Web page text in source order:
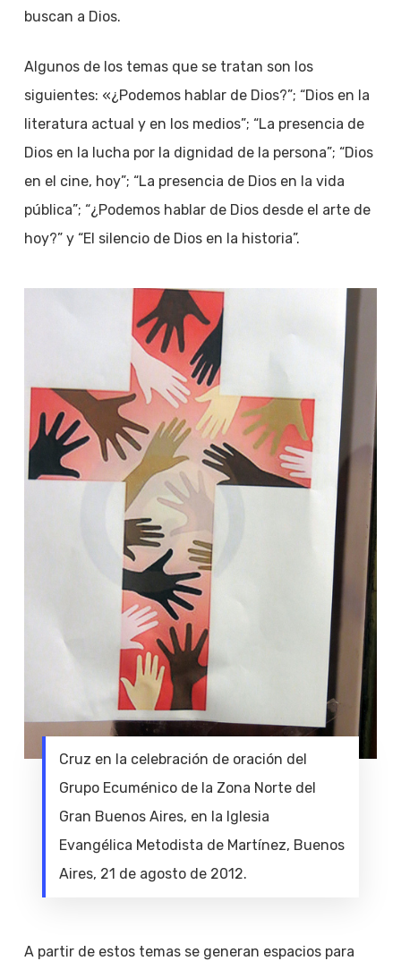
buscan a Dios.
Algunos de los temas que se tratan son los
siguientes: «¿Podemos hablar de Dios?”; “Dios en la
literatura actual y en los medios”; “La presencia de
Dios en la lucha por la dignidad de la persona”; “Dios
en el cine, hoy”; “La presencia de Dios en la vida
pública”; “¿Podemos hablar de Dios desde el arte de
hoy?” y “El silencio de Dios en la historia”.
Cruz en la celebración de oración del
Grupo Ecuménico de la Zona Norte del
Gran Buenos Aires, en la Iglesia
Evangélica Metodista de Martínez, Buenos
Aires, 21 de agosto de 2012.
A partir de estos temas se generan espacios para